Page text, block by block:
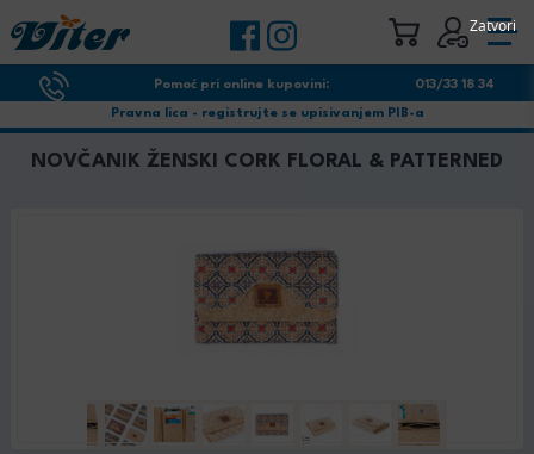
Pomoć pri online kupovini: 013/33 18 34
Pravna lica - registrujte se upisivanjem PIB-a
NOVČANIK ŽENSKI CORK FLORAL & PATTERNED
Zatvori